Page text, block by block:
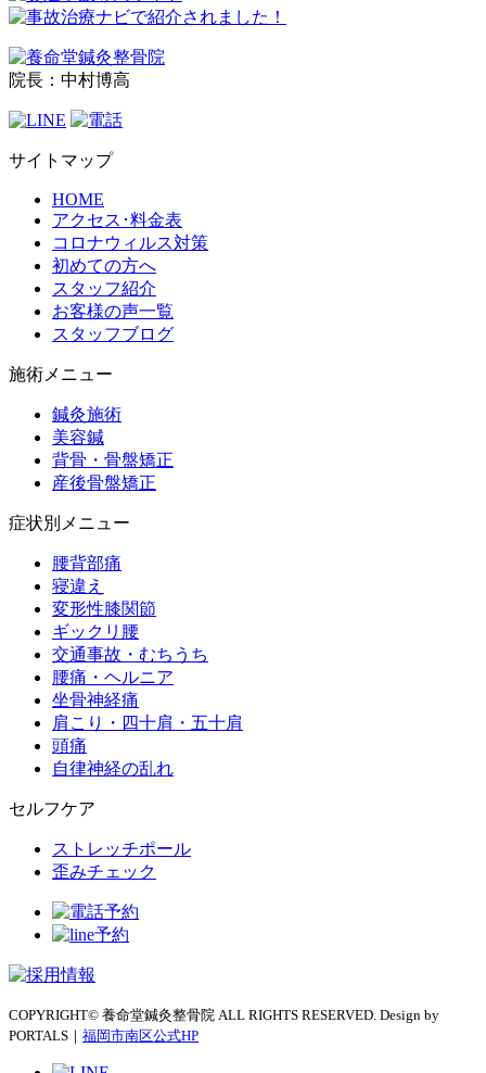
院長：中村博高
サイトマップ
HOME
アクセス･料金表
コロナウィルス対策
初めての方へ
スタッフ紹介
お客様の声一覧
スタッフブログ
施術メニュー
鍼灸施術
美容鍼
背骨・骨盤矯正
産後骨盤矯正
症状別メニュー
腰背部痛
寝違え
変形性膝関節
ギックリ腰
交通事故・むちうち
腰痛・ヘルニア
坐骨神経痛
肩こり・四十肩・五十肩
頭痛
自律神経の乱れ
セルフケア
ストレッチポール
歪みチェック
COPYRIGHT© 養命堂鍼灸整骨院 ALL RIGHTS RESERVED. Design by
PORTALS｜ 福岡市南区公式HP